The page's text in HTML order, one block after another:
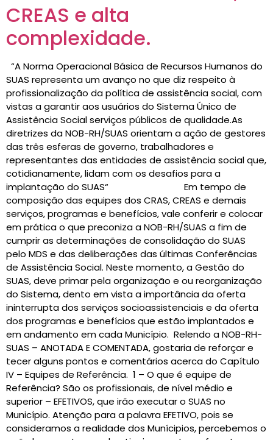
CREAS e alta
complexidade.
“A Norma Operacional Básica de Recursos Humanos do
SUAS representa um avanço no que diz respeito à
profissionalização da política de assistência social, com
vistas a garantir aos usuários do Sistema Único de
Assistência Social serviços públicos de qualidade.As
diretrizes da NOB-RH/SUAS orientam a ação de gestores
das três esferas de governo, trabalhadores e
representantes das entidades de assistência social que,
cotidianamente, lidam com os desafios para a
implantação do SUAS“ Em tempo de
composição das equipes dos CRAS, CREAS e demais
serviços, programas e benefícios, vale conferir e colocar
em prática o que preconiza a NOB-RH/SUAS a fim de
cumprir as determinações de consolidação do SUAS
pelo MDS e das deliberações das últimas Conferências
de Assistência Social. Neste momento, a Gestão do
SUAS, deve primar pela organização e ou reorganização
do Sistema, dento em vista a importância da oferta
ininterrupta dos serviços socioassistenciais e da oferta
dos programas e benefícios que estão implantados e
em andamento em cada Município. Relendo a NOB-RH-
SUAS – ANOTADA E COMENTADA, gostaria de reforçar e
tecer alguns pontos e comentários acerca do Capítulo
IV – Equipes de Referência. 1 – O que é equipe de
Referência? São os profissionais, de nível médio e
superior – EFETIVOS, que irão executar o SUAS no
Município. Atenção para a palavra EFETIVO, pois se
consideramos a realidade dos Munícipios, percebemos o